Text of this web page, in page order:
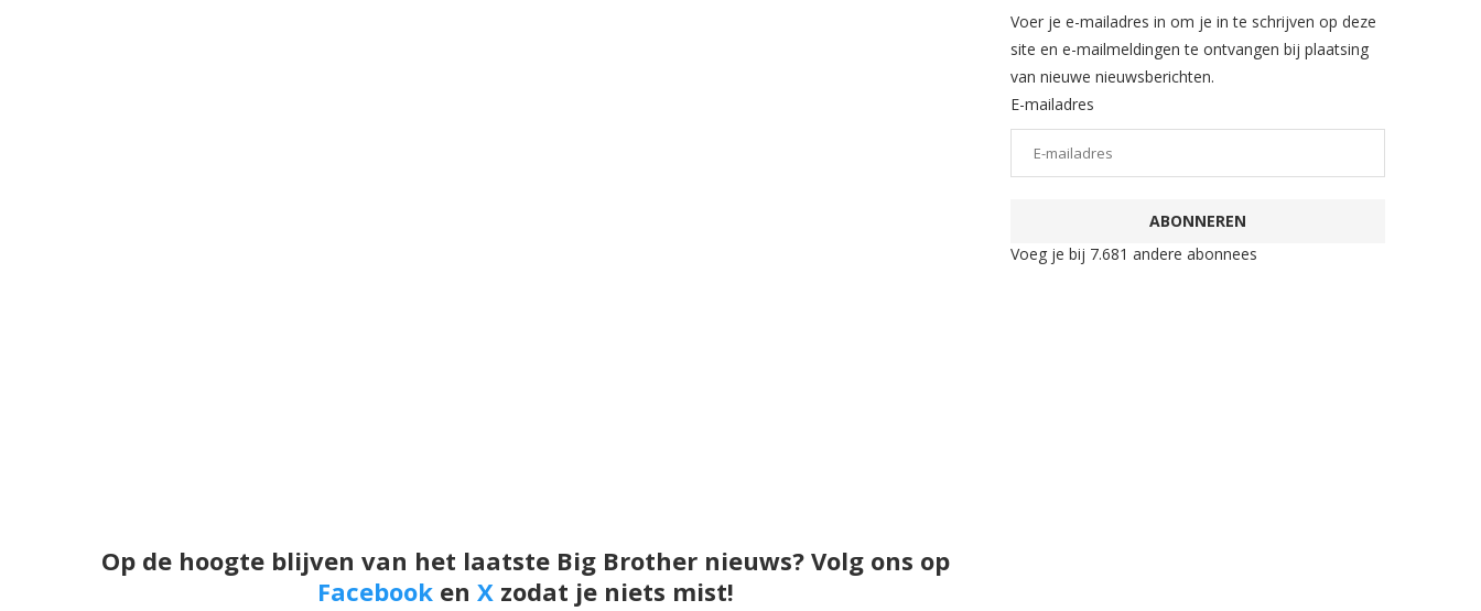
Op de hoogte blijven van het laatste Big Brother nieuws? Volg ons op
Facebooken X zodat je niets mist!
Voer je e-mailadres in om je in te schrijven op deze
site en e-mailmeldingen te ontvangen bij plaatsing
van nieuwe nieuwsberichten.
E-mailadres
ABONNEREN
Voeg je bij 7.681 andere abonnees